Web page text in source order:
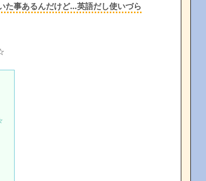
た事あるんだけど…英語だし使いづら